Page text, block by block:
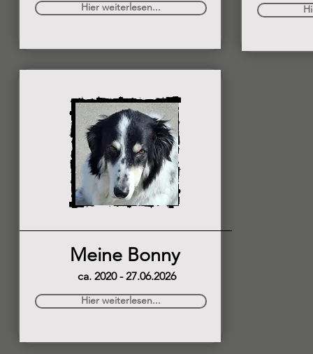
Hier weiterlesen...
Meine Bonny
ca. 2020 - 27.06.2026
Hier weiterlesen...